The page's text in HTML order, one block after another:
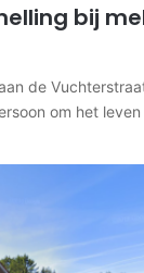
bij
de
om het